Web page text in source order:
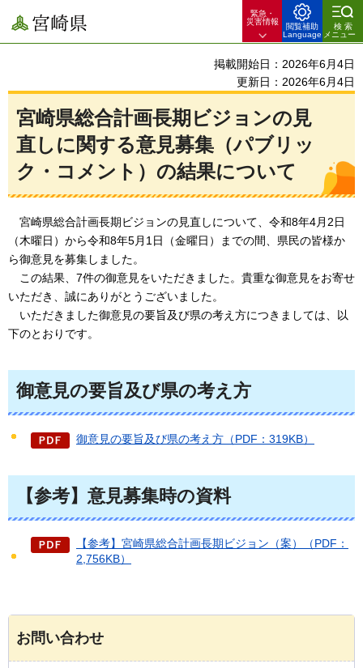
宮崎県
緊急・
災害情報
閲覧補助
Language
検索
メニュー
掲載開始日：2026年6月4日
更新日：2026年6月4日
宮崎県総合計画長期ビジョンの見
直しに関する意見募集（パブリッ
ク・コメント）の結果について
宮崎県総合計画長期ビジョンの見直しについて、令和8年4月2日
（木曜日）から令和8年5月1日（金曜日）までの間、県民の皆様か
ら御意見を募集しました。
この結果、7件の御意見をいただきました。貴重な御意見をお寄せ
いただき、誠にありがとうございました。
いただきました御意見の要旨及び県の考え方につきましては、以
下のとおりです。
御意見の要旨及び県の考え方
御意見の要旨及び県の考え方（PDF：319KB）
【参考】意見募集時の資料
【参考】宮崎県総合計画長期ビジョン（案）（PDF：
2,756KB）
お問い合わせ